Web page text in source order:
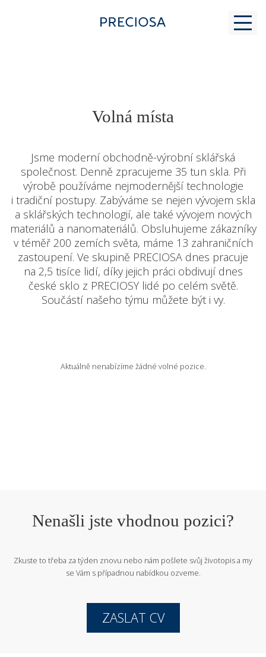
PROČ K NÁM
PRO STUDENTY
MODERNÍ SKLÁŘSTVÍ
KONTAKT
VOLNÁ MÍSTA
Volná místa
Jsme moderní obchodně-výrobní sklářská
společnost. Denně zpracujeme 35 tun skla. Při
výrobě používáme nejmodernější technologie
i tradiční postupy. Zabýváme se nejen vývojem skla
a sklářských technologií, ale také vývojem nových
materiálů a nanomateriálů. Obsluhujeme zákazníky
v téměř 200 zemích světa, máme 13 zahraničních
zastoupení. Ve skupině PRECIOSA dnes pracuje
na 2,5 tisíce lidí, díky jejich práci obdivují dnes
české sklo z PRECIOSY lidé po celém světě.
Součástí našeho týmu můžete být i vy.
Aktuálně nenabízíme žádné volné pozice.
Nenašli jste vhodnou pozici?
Zkuste to třeba za týden znovu nebo nám pošlete svůj životopisa my
se Vám s případnou nabídkou ozveme.
ZASLAT CV